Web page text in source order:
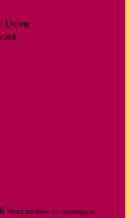
Utente
Verrà inviato un messaggio